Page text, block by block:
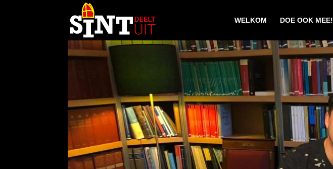
WELKOM DOE OOK MEE!